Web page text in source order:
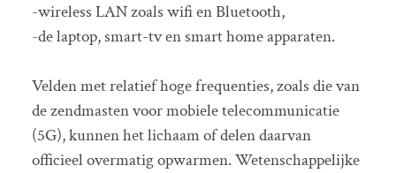
-wireless LAN zoals wifi en Bluetooth,
-de laptop, smart-tv en smart home apparaten.
Velden met relatief hoge frequenties, zoals die van
de zendmasten voor mobiele telecommunicatie
(5G), kunnen het lichaam of delen daarvan
officieel overmatig opwarmen. Wetenschappelijke